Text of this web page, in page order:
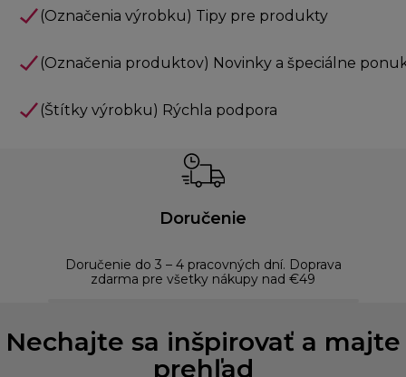
(Označenia výrobku) Tipy pre produkty
(Označenia produktov) Novinky a špeciálne
(Štítky výrobku) Rýchla podpora
Doručenie
Doručenie do 3 – 4 pracovných dní. Doprava
zdarma pre všetky nákupy nad €49
Nechajte sa inšpirovať a majte
prehľad